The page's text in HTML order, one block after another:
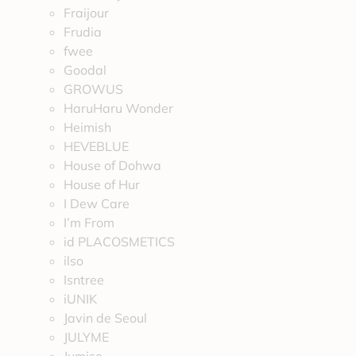
Fraijour
Frudia
fwee
Goodal
GROWUS
HaruHaru Wonder
Heimish
HEVEBLUE
House of Dohwa
House of Hur
I Dew Care
I’m From
id PLACOSMETICS
ilso
Isntree
iUNIK
Javin de Seoul
JULYME